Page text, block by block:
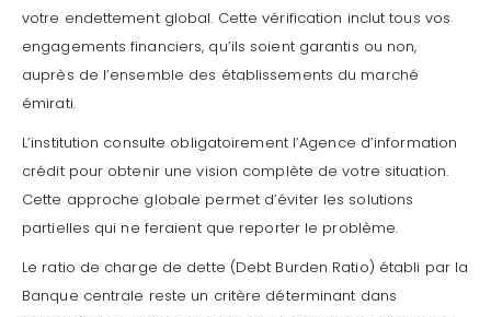
votre endettement global. Cette vérification inclut tous vos
engagements financiers, qu’ils soient garantis ou non,
auprès de l’ensemble des établissements du marché
émirati.
L’institution consulte obligatoirement l’Agence d’information
crédit pour obtenir une vision complète de votre situation.
Cette approche globale permet d’éviter les solutions
partielles qui ne feraient que reporter le problème.
Le ratio de charge de dette (Debt Burden Ratio) établi par la
Banque centrale reste un critère déterminant dans